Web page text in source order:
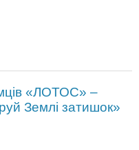
«ЛОТОС» –
Землі затишок»